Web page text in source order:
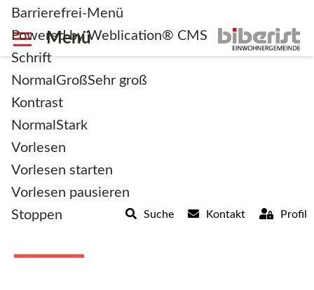
Barrierefrei-Menü
Powered by Weblication® CMS
Schrift
Normal GroßSehr groß
Kontrast
Normal Stark
Vorlesen
Vorlesen starten
Vorlesen pausieren
Stoppen
Profil
Kontakt
Suche
Beglaubigung
Unterschrift / Kopie